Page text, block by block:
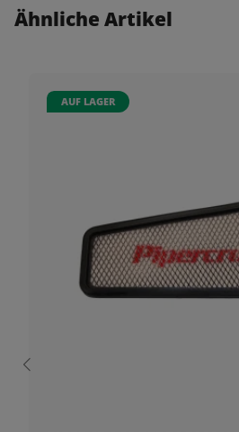
Ähnliche Artikel
AUF LAGER